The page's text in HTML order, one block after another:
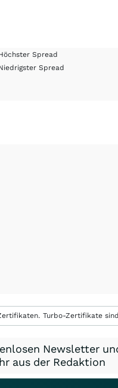
Spread
Spread
Turbo-Zertifikate
Newsletter
aus der Redaktion